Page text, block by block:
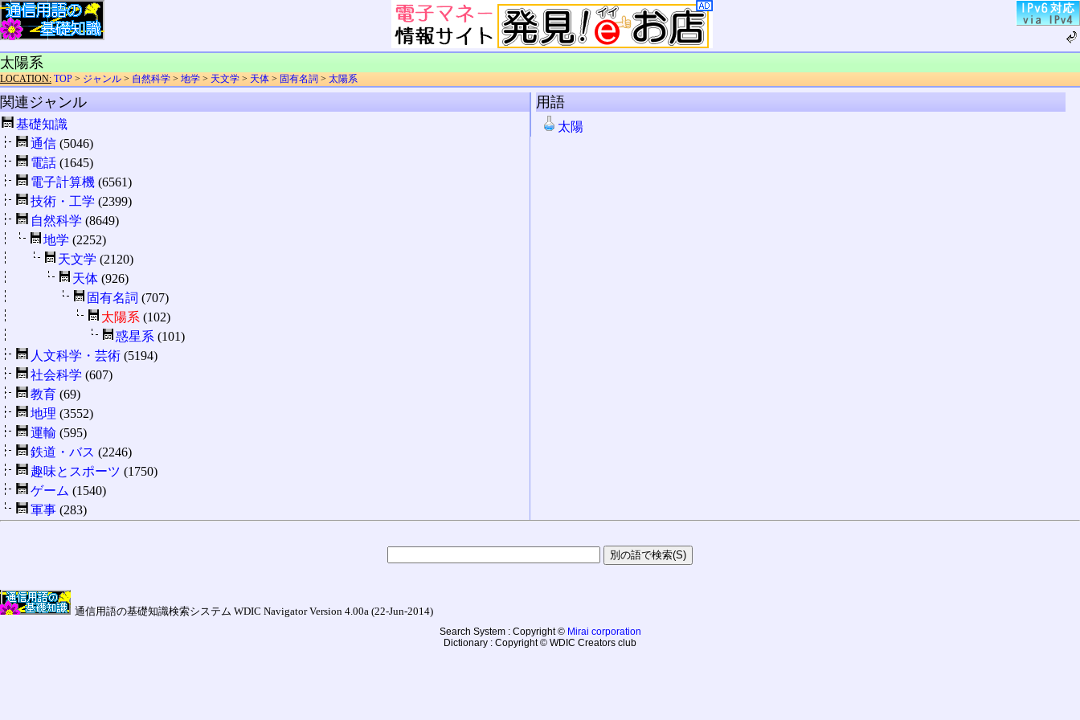
太陽系
LOCATION: TOP > ジャンル > 自然科学 > 地学 > 天文学 > 天体 > 固有名詞 > 太陽系
関連ジャンル
基礎知識
通信 (5046)
電話 (1645)
電子計算機 (6561)
技術・工学 (2399)
自然科学 (8649)
地学 (2252)
天文学 (2120)
天体 (926)
固有名詞 (707)
太陽系 (102)
惑星系 (101)
人文科学・芸術 (5194)
社会科学 (607)
教育 (69)
地理 (3552)
運輸 (595)
鉄道・バス (2246)
趣味とスポーツ (1750)
ゲーム (1540)
軍事 (283)
用語
太陽
通信用語の基礎知識検索システム WDIC Navigator Version 4.00a (22-Jun-2014)
Search System : Copyright © Mirai corporation
Dictionary : Copyright © WDIC Creators club